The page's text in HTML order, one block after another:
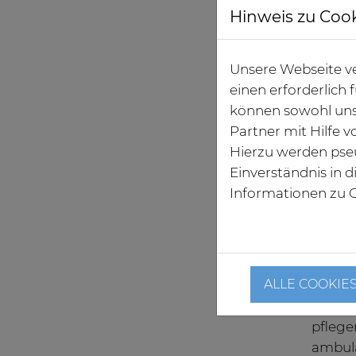
Neuer
Höhn ©
Hinweis zu
Unsere Webseite
einen erforderlich
können sowohl
Partner mit Hilfe
Hierzu werden
Einverständnis in
Informationen zu
ALLE